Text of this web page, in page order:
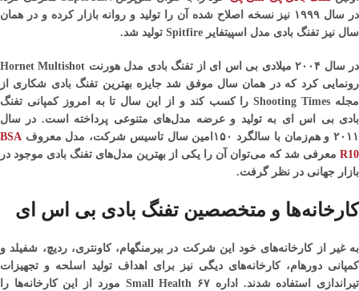
در سال ۱۹۹۹ نیز نسخه اصلاح شده آن را تولید و روانه بازار کرده و در همان
سال نیز تفنگ بادی مدل اسپیتفایر Spitfire تولید شد.
در سال ۲۰۰۴ میلادی بی اس ای از تفنگ بادی مدل هورنت Hornet Multishot
رونمایی کرد که در همان سال موفق شد جایزه بهترین تفنگ بادی شکاری از
مجله Shooting Times را کسب کند و از این سال تا به امروز کمپانی تفنگ
بادی بی اس ای به تولید و عرضه مدل‌های متنوعی پرداخته است. در سال
۲۰۱۱ و هم‌زمان با سالگرد ۱۵۰امین سال تاسیس شرکت، مدل معروف
BSA
R10 معرفی شد که می‌توان آن را یکی از بهترین مدل‌های تفنگ بادی موجود در
بازار جهانی در نظر گرفت.
کارخانه‌ها و متخصصین تفنگ بادی بی اس ای
به غیر از کارخانه‌های خود این شرکت در بیرمنگهام، کاونتری، ردیچ، شفیلد و
کمپانی دورهام، کارخانه‌های دیگی نیز برای اهداف تولید اسلحه و تجهیزات
تیراندازی استفاده شدند. اداره Small Health ۶۷ مورد از این کارخانه‌ها را